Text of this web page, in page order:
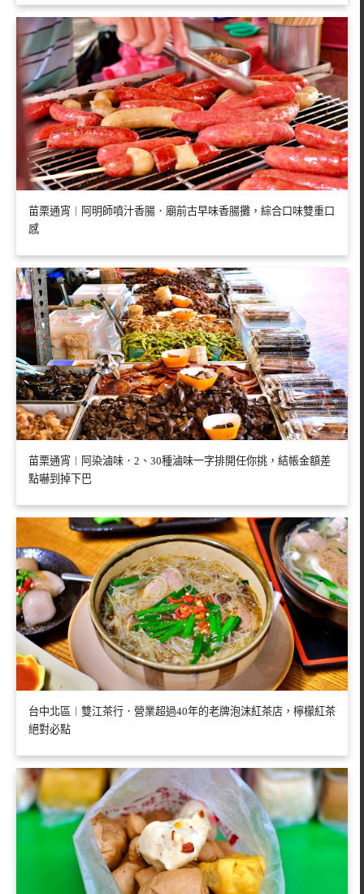
苗栗通宵︱阿明師噴汁香腸．廟前古早味香腸攤，綜合口味雙重口
感
苗栗通宵︱阿染滷味．2、30種滷味一字排開任你挑，結帳金額差
點嚇到掉下巴
台中北區︱雙江茶行．營業超過40年的老牌泡沫紅茶店，檸檬紅茶
絕對必點